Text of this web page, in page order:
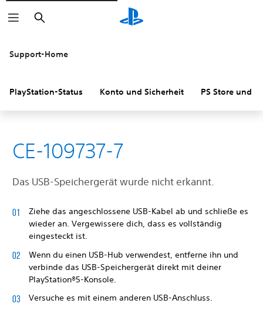
Suchen
Support-Home
PlayStation-Status Konto und Sicherheit PS Store und
CE-109737-7
Das USB-Speichergerät wurde nicht erkannt.
Ziehe das angeschlossene USB-Kabel ab und schließe es
wieder an. Vergewissere dich, dass es vollständig
eingesteckt ist.
Wenn du einen USB-Hub verwendest, entferne ihn und
verbinde das USB-Speichergerät direkt mit deiner
PlayStation®5-Konsole.
Versuche es mit einem anderen USB-Anschluss.